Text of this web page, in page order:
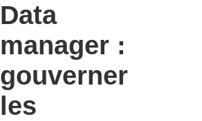
Data
manager :
gouverner
les